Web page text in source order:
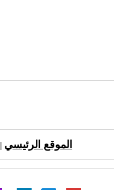
الموقع الرئيسي